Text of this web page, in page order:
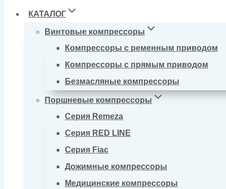
КАТАЛОГ
Винтовые компрессоры
Компрессоры с ременным приводом
Компрессоры с прямым приводом
Безмасляные компрессоры
Поршневые компрессоры
Серия Remeza
Серия RED LINE
Серия Fiac
Дожимные компрессоры
Медицинские компрессоры